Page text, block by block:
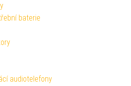
baterie
audiotelefony